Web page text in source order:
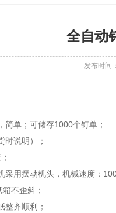
全自动
发布时间
简单；可储存1000个钉单；
时说明）；
用摆动机头，机械速度：
不歪斜；
整齐顺利；